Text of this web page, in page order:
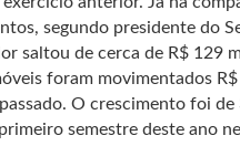
segundo presidente do
saltou de cerca de R$ 129
foram movimentados
O crescimento foi
semestre deste ano